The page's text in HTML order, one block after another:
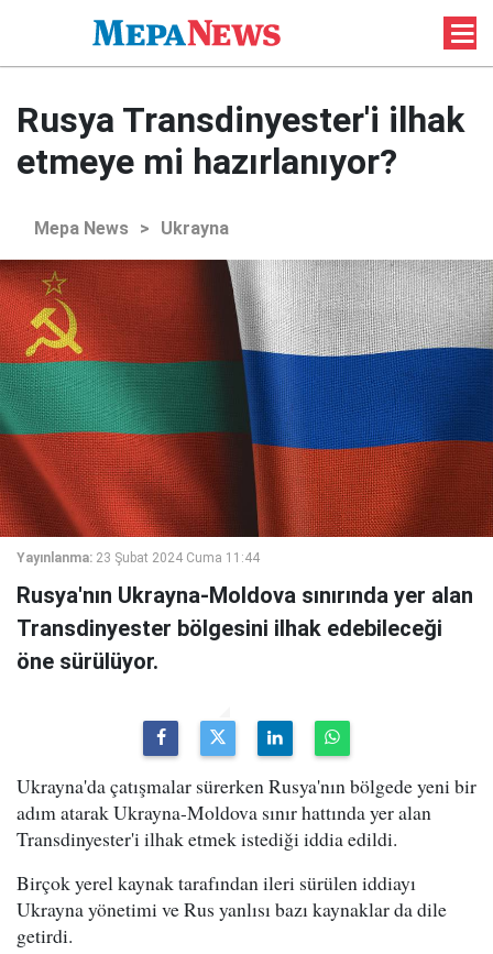
Rusya Transdinyester'i ilhak
etmeye mi hazırlanıyor?
Mepa News > Ukrayna
Yayınlanma: 23 Şubat 2024 Cuma 11:44
Rusya'nın Ukrayna-Moldova sınırında yer alan
Transdinyester bölgesini ilhak edebileceği
öne sürülüyor.
Ukrayna'da çatışmalar sürerken Rusya'nın bölgede yeni bir
adım atarak Ukrayna-Moldova sınır hattında yer alan
Transdinyester'i ilhak etmek istediği iddia edildi.
Birçok yerel kaynak tarafından ileri sürülen iddiayı
Ukrayna yönetimi ve Rus yanlısı bazı kaynaklar da dile
getirdi.